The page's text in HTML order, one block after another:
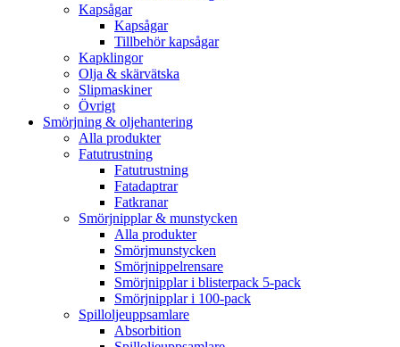
Kapsågar
Kapsågar
Tillbehör kapsågar
Kapklingor
Olja & skärvätska
Slipmaskiner
Övrigt
Smörjning & oljehantering
Alla produkter
Fatutrustning
Fatutrustning
Fatadaptrar
Fatkranar
Smörjnipplar & munstycken
Alla produkter
Smörjmunstycken
Smörjnippelrensare
Smörjnipplar i blisterpack 5-pack
Smörjnipplar i 100-pack
Spilloljeuppsamlare
Absorbition